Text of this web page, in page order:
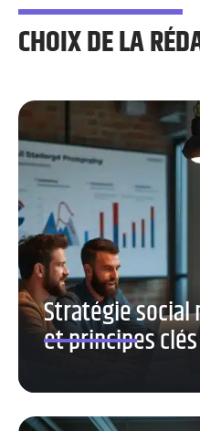
CHOIX DE LA
Stratégie
et principes clés